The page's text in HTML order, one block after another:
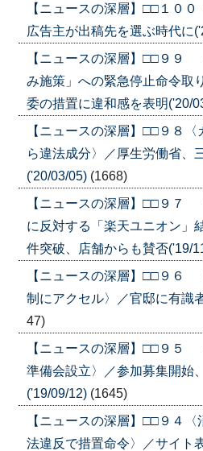
【ニュースの深層】□□１０
広告主が出稿先を選ぶ時代に
【ニュースの深層】□□９９
み施策」への緊急停止命令取
委の措置に違和感を表明('20/
【ニュースの深層】□□９８
ら違法成分〉／厚生労働省、
('20/03/05) (1668)
【ニュースの深層】□□９７
に反対する「楽天ユニオン」
件突破、店舗からも賛否('19/
【ニュースの深層】□□９６
制にアクセル〉／官邸に有識
47)
【ニュースの深層】□□９５
準備会設立〉／参加募集開始
('19/09/12) (1645)
【ニュースの深層】□□９４
法違反で措置命令〉／サイト